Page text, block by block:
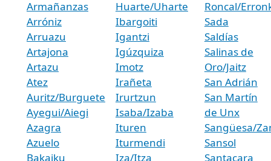
Armañanzas
Arróniz
Arruazu
Artajona
Artazu
Atez
Auritz/Burguete
Ayegui/Aiegi
Azagra
Azuelo
Bakaiku
Huarte/Uharte
Ibargoiti
Igantzi
Igúzquiza
Imotz
Irañeta
Irurtzun
Isaba/Izaba
Ituren
Iturmendi
Iza/Itza
Roncal/
Sada
Saldías
Salinas de
Oro/Jaitz
San Adrián
San Martín
de Unx
Sangüesa/
Sansol
Santacara